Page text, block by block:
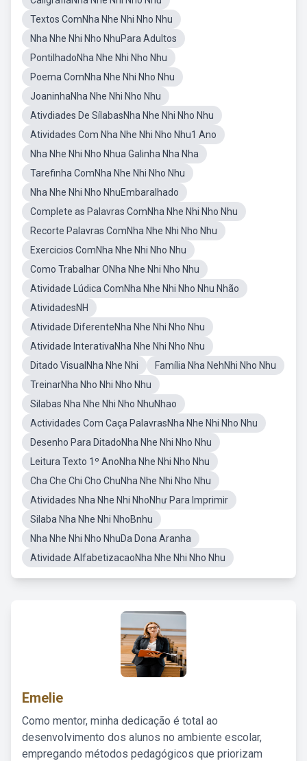
Textos ComNha Nhe Nhi Nho Nhu
Nha Nhe Nhi Nho NhuPara Adultos
PontilhadoNha Nhe Nhi Nho Nhu
Poema ComNha Nhe Nhi Nho Nhu
JoaninhaNha Nhe Nhi Nho Nhu
Ativdiades De SílabasNha Nhe Nhi Nho Nhu
Atividades Com Nha Nhe Nhi Nho Nhu1 Ano
Nha Nhe Nhi Nho Nhua Galinha Nha Nha
Tarefinha ComNha Nhe Nhi Nho Nhu
Nha Nhe Nhi Nho NhuEmbaralhado
Complete as Palavras ComNha Nhe Nhi Nho Nhu
Recorte Palavras ComNha Nhe Nhi Nho Nhu
Exercicios ComNha Nhe Nhi Nho Nhu
Como Trabalhar ONha Nhe Nhi Nho Nhu
Atividade Lúdica ComNha Nhe Nhi Nho Nhu Nhão
AtividadesNH
Atividade DiferenteNha Nhe Nhi Nho Nhu
Atividade InterativaNha Nhe Nhi Nho Nhu
Ditado VisualNha Nhe Nhi
Família Nha NehNhi Nho Nhu
TreinarNha Nho Nhi Nho Nhu
Silabas Nha Nhe Nhi Nho NhuNhao
Actividades Com Caça PalavrasNha Nhe Nhi Nho Nhu
Desenho Para DitadoNha Nhe Nhi Nho Nhu
Leitura Texto 1º AnoNha Nhe Nhi Nho Nhu
Cha Che Chi Cho ChuNha Nhe Nhi Nho Nhu
Atividades Nha Nhe Nhi NhoNhư Para Imprimir
Silaba Nha Nhe Nhi NhoBnhu
Nha Nhe Nhi Nho NhuDa Dona Aranha
Atividade AlfabetizacaoNha Nhe Nhi Nho Nhu
Emelie
Como mentor, minha dedicação é total ao
desenvolvimento dos alunos no ambiente escolar,
empregando métodos pedagógicos que priorizam